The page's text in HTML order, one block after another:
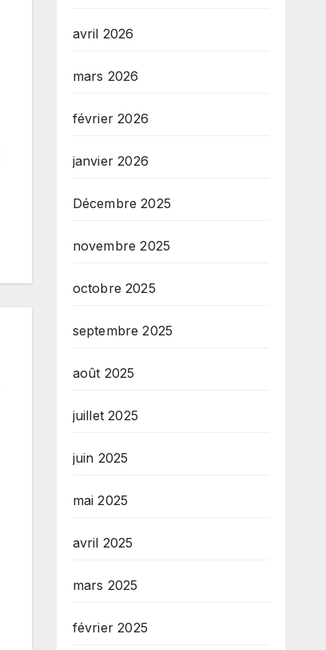
avril 2026
mars 2026
février 2026
janvier 2026
Décembre 2025
novembre 2025
octobre 2025
septembre 2025
août 2025
juillet 2025
juin 2025
mai 2025
avril 2025
mars 2025
février 2025